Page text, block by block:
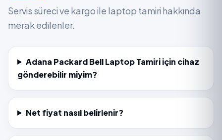
Servis süreci ve kargo ile laptop tamiri hakkında
merak edilenler.
Adana Packard Bell Laptop Tamiri için cihaz
gönderebilir miyim?
Net fiyat nasıl belirlenir?